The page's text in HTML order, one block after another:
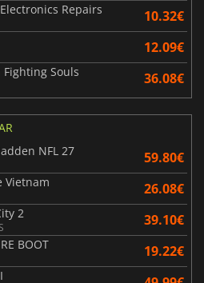
Repairs 10.32€
12.09€
Souls 36.08€
NFL 27
59.80€
Vietnam 26.08€
2 39.10€
BOOT 19.22€